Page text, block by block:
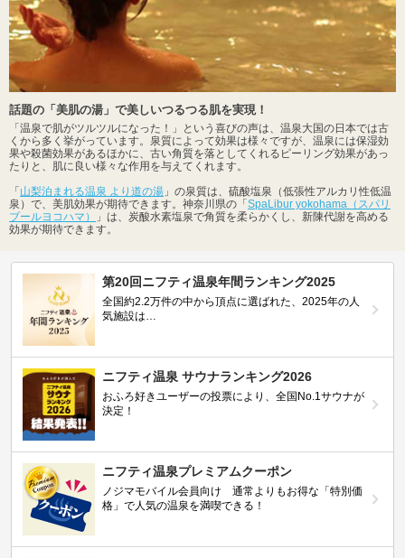
話題の「美肌の湯」で美しいつるつる肌を実現！
「温泉で肌がツルツルになった！」という喜びの声は、温泉大国の日本では古
くから多く挙がっています。泉質によって効果は様々ですが、温泉には保湿効
果や殺菌効果があるほかに、古い角質を落としてくれるピーリング効果があっ
たりと、肌に良い様々な作用を与えてくれます。
「山梨泊まれる温泉 より道の湯 」の泉質は、硫酸塩泉（低張性アルカリ性低温
泉）で、美肌効果が期待できます。神奈川県の「SpaLibur yokohama（スパリ
ブールヨコハマ）
」は、炭酸水素塩泉で角質を柔らかくし、新陳代謝を高める
効果が期待できます。
第20回ニフティ温泉年間ランキング2025
全国約2.2万件の中から頂点に選ばれた、2025年の人
気施設は…
ニフティ温泉 サウナランキング2026
おふろ好きユーザーの投票により、全国No.1サウナが
決定！
ニフティ温泉プレミアムクーポン
ノジマモバイル会員向け 通常よりもお得な「特別価
格」で人気の温泉を満喫できる！